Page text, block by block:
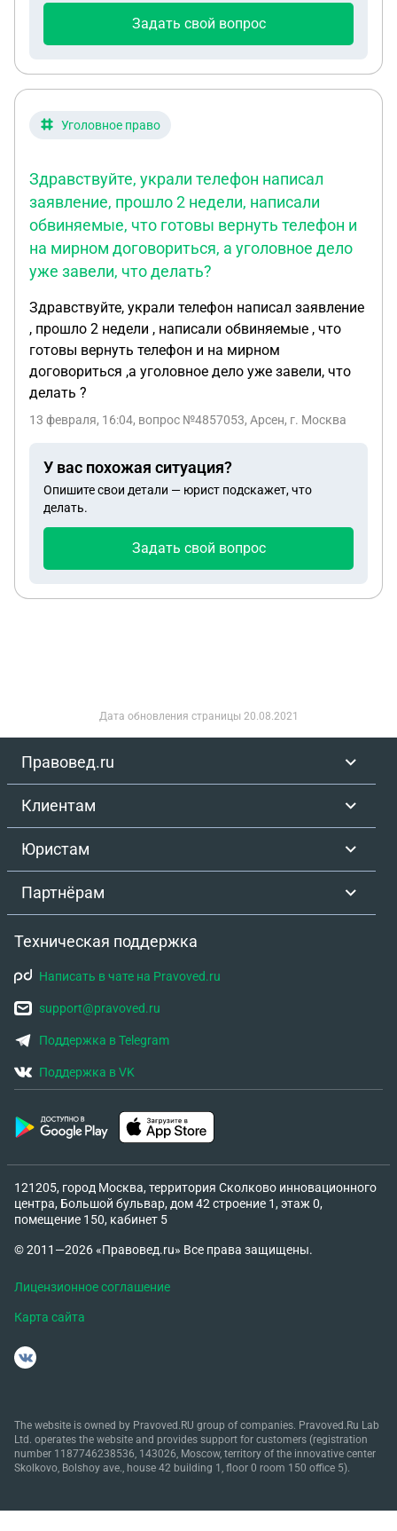
Задать свой вопрос
Уголовное право
Здравствуйте, украли телефон написал
заявление, прошло 2 недели, написали
обвиняемые, что готовы вернуть телефон и
на мирном договориться, а уголовное дело
уже завели, что делать?
Здравствуйте, украли телефон написал заявление
, прошло 2 недели , написали обвиняемые , что
готовы вернуть телефон и на мирном
договориться ,а уголовное дело уже завели, что
делать ?
13 февраля, 16:04, вопрос №4857053, Арсен, г. Москва
У вас похожая ситуация?
Опишите свои детали — юрист подскажет, что
делать.
Задать свой вопрос
Дата обновления страницы 20.08.2021
Правовед.ru
Клиентам
Юристам
Партнёрам
Техническая поддержка
Написать в чате на Pravoved.ru
support@pravoved.ru
Поддержка в Telegram
Поддержка в VK
121205, город Москва, территория Сколково инновационного
центра, Большой бульвар, дом 42 строение 1, этаж 0,
помещение 150, кабинет 5
© 2011—2026 «Правовед.ru» Все права защищены.
Лицензионное соглашение
Карта сайта
The website is owned by Pravoved.RU group of companies. Pravoved.Ru Lab
Ltd. operates the website and provides support for customers (registration
number 1187746238536, 143026, Moscow, territory of the innovative center
Skolkovo, Bolshoy ave., house 42 building 1, floor 0 room 150 office 5).